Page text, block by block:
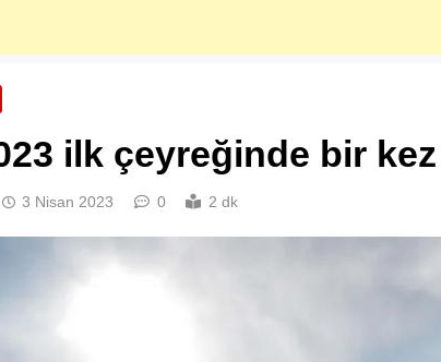
ilk çeyreğinde bir kez
3 Nisan 2023 0 2 dk